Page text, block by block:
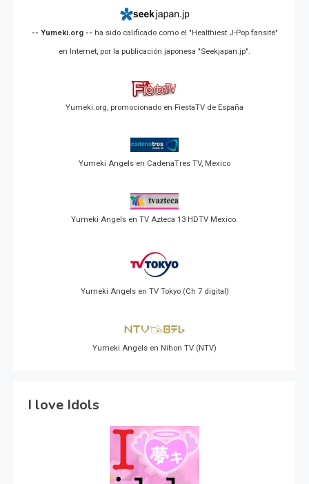
-- Yumeki.org -- ha sido calificado como el "Healthiest J-Pop fansite"
en Internet, por la publicación japonesa "Seekjapan.jp".
Yumeki.org, promocionado en FiestaTV de España
Yumeki Angels en CadenaTres TV, Mexico
Yumeki Angels en TV Azteca 13 HDTV Mexico.
Yumeki Angels en TV Tokyo (Ch 7 digital)
Yumeki Angels en Nihon TV (NTV)
I love Idols